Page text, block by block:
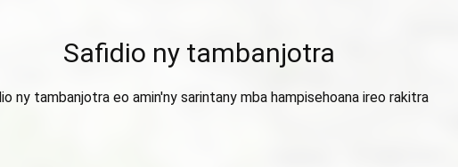
Safidio ny tambanjotra
ny tambanjotra eo amin'ny sarintany mba hampisehoana ireo rakitra